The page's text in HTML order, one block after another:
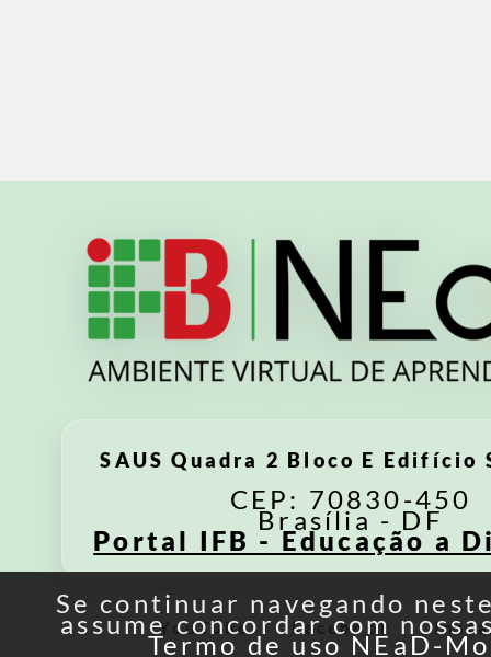
Se continuar navegando
assume concordar com
Termo de uso NEaD-
SAUS Quadra 2 Bloco E Edifício
CEP: 70830-450
Brasília - DF
Portal IFB - Educação a
YouTube Facebook